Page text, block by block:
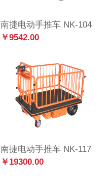
南捷电动手推车 NK-104
￥9542.00
南捷电动手推车 NK-117
￥19300.00